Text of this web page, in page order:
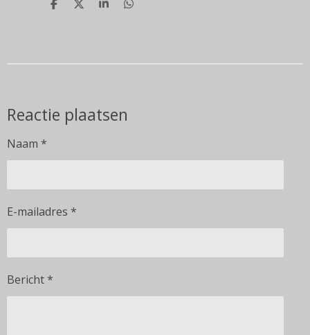
D
D
S
D
Reactie plaatsen
Naam *
E-mailadres *
Bericht *